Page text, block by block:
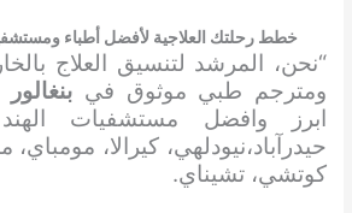
خطط رحلتك العلاجية لأفضل أطباء
“نحن، المرشد لتنسيق العلاج
ومترجم طبي موثوق في بنغالور
ابرز وافضل مستشفيات
حيدرآباد،نيودلهي، كيرالا، مومباي،
كوتشي، تشيناي.